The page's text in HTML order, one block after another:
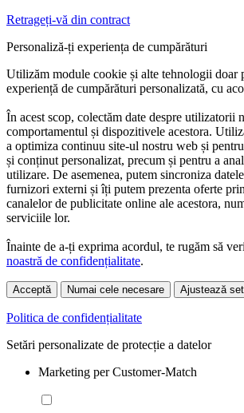
Retrageți-vă din contract
Personaliză-ți experiența de cumpărături
Utilizăm module cookie și alte tehnologii doar
experiență de cumpărături personalizată, cu
În acest scop, colectăm date despre utilizatorii
comportamentul și dispozitivele acestora.
a optimiza continuu site-ul nostru web și
și conținut personalizat, precum și pentru a
utilizare. De asemenea, putem sincroniza
furnizori externi și îți putem prezenta oferte
canalelor de publicitate online ale acestora,
serviciile lor.
Înainte de a-ți exprima acordul, te rugăm să
noastră de confidențialitate.
Acceptă Numai cele necesare Ajustează
Politica de confidențialitate
Setări personalizate de protecție a datelor
Marketing per Customer-Match